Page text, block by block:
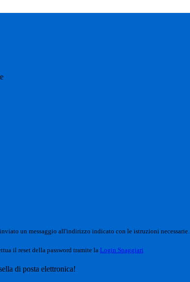
un messaggio all'indirizzo indicato con le istruzioni necessarie.
il reset della password tramite la Login Spaggiari
di posta elettronica!